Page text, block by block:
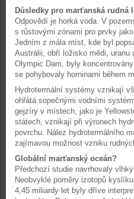
Důsledky pro marťanská rudná
Odpovědí je horká voda. V
s růstovými zónami pro prvky
Jedním z mála míst, kde byl
Austrálii, obří ložisko mědi,
Olympic Dam, byly
se pohybovaly horninami během
Hydrotermální systémy vznikají
ohřátá sopečnými vodními
gejzíry v místech, jako je
státech, vznikají při výronech
povrchu. Nález hydrotermálního
zajímavou možnost vzniku
Globální marťanský oceán?
Předchozí studie navrhovaly
Neobvyklé poměry izotopů
4,45 miliardy let byly dříve